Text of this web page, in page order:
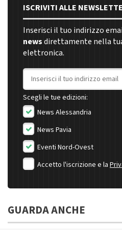
ISCRIVITI ALLE
Inserisci il tuo indirizzo
newsdirettamente nella
elettronica.
Indirizzo email
Scegli le tue edizioni:
News Alessandria
News Pavia
Eventi Nord-Ovest
Accetto l'iscrizione e la
GUARDA ANCHE